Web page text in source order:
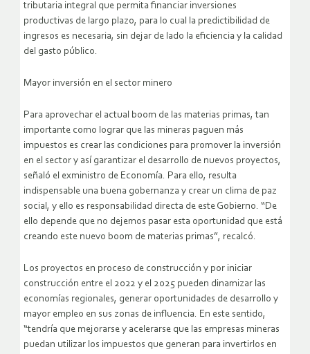
tributaria integral que permita financiar inversiones
productivas de largo plazo, para lo cual la predictibilidad de
ingresos es necesaria, sin dejar de lado la eficiencia y la calidad
del gasto público.
Mayor inversión en el sector minero
Para aprovechar el actual boom de las materias primas, tan
importante como lograr que las mineras paguen más
impuestos es crear las condiciones para promover la inversión
en el sector y así garantizar el desarrollo de nuevos proyectos,
señaló el exministro de Economía. Para ello, resulta
indispensable una buena gobernanza y crear un clima de paz
social, y ello es responsabilidad directa de este Gobierno. “De
ello depende que no dejemos pasar esta oportunidad que está
creando este nuevo boom de materias primas”, recalcó.
Los proyectos en proceso de construcción y por iniciar
construcción entre el 2022 y el 2025 pueden dinamizar las
economías regionales, generar oportunidades de desarrollo y
mayor empleo en sus zonas de influencia. En este sentido,
“tendría que mejorarse y acelerarse que las empresas mineras
puedan utilizar los impuestos que generan para invertirlos en